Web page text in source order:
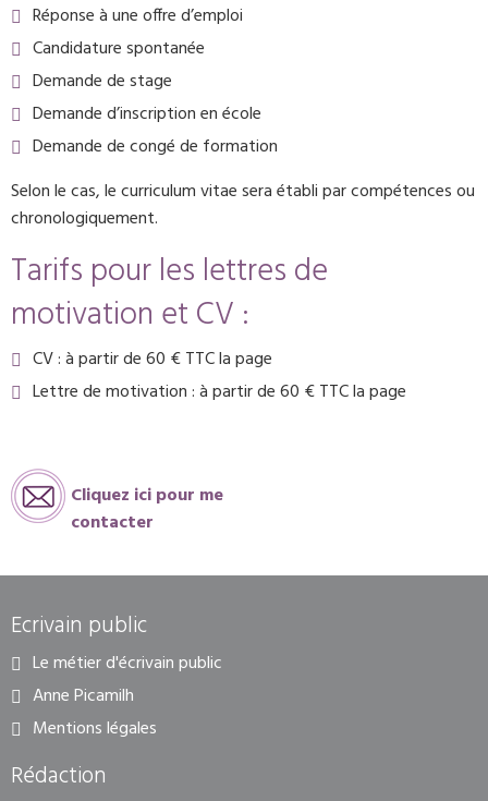
Réponse à une offre d’emploi
Candidature spontanée
Demande de stage
Demande d’inscription en école
Demande de congé de formation
Selon le cas, le curriculum vitae sera établi par compétences ou
chronologiquement.
Tarifs pour les lettres de
motivation et CV :
CV : à partir de 60 € TTC la page
Lettre de motivation : à partir de 60 € TTC la page
Cliquez ici pour me
contacter
Ecrivain public
Le métier d'écrivain public
Anne Picamilh
Mentions légales
Rédaction